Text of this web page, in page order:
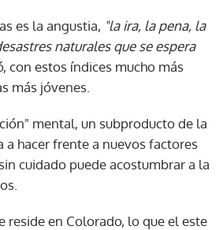
es la angustia, "la ira, la pena, la
naturales que se espera
con estos índices mucho más
más jóvenes.
mental, un subproducto de la
a hacer frente a nuevos factores
cuidado puede acostumbrar a la
reside en Colorado, lo que el este